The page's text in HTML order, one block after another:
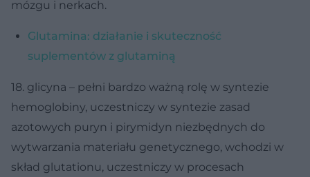
mózgu i nerkach.
Glutamina: działanie i skuteczność
suplementów z glutaminą
18. glicyna – pełni bardzo ważną rolę w syntezie
hemoglobiny, uczestniczy w syntezie zasad
azotowych puryn i pirymidyn niezbędnych do
wytwarzania materiału genetycznego, wchodzi w
skład glutationu, uczestniczy w procesach